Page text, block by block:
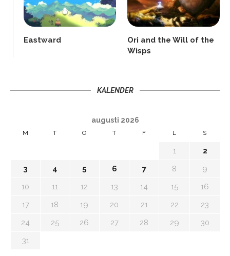
Eastward
Ori and the Will of the
Wisps
KALENDER
augusti 2026
M T O T F L S
1
2
3
4 5 6 7 8
9
10
11 12 13 14 15
16
17
18 19 20 21 22
23
24
25 26 27 28 29
30
31